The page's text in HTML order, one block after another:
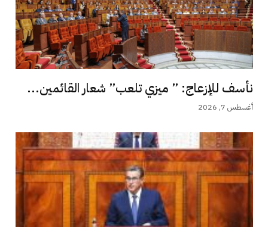
نأسف للإزعاج: ” ميزي تلعب” شعار القائمين...
أغسطس 7, 2026